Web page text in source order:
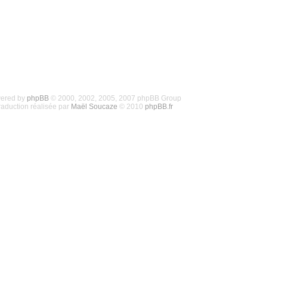
by phpBB© 2000, 2002, 2005, 2007 phpBB Group
réalisée par Maël Soucaze © 2010 phpBB.fr